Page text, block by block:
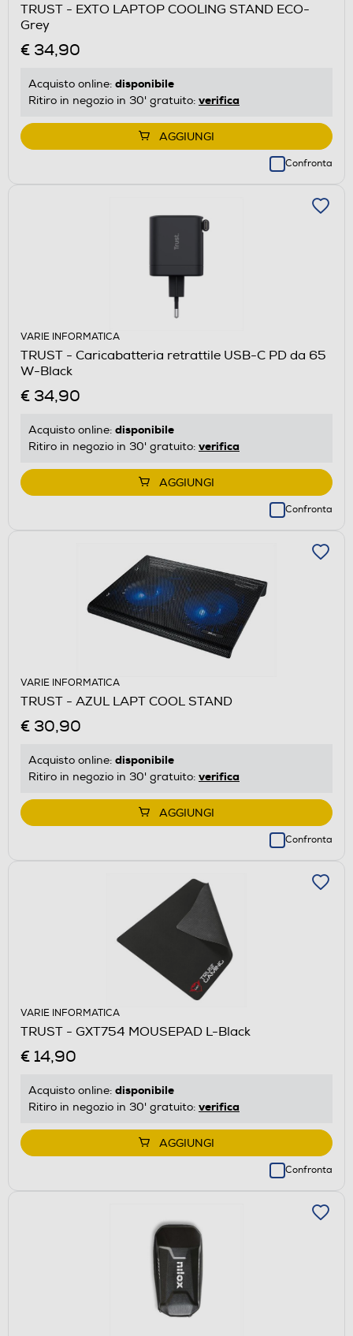
TRUST - EXTO LAPTOP COOLING STAND ECO-
Grey
€ 34,90
Acquisto online: disponibile
Ritiro in negozio in 30' gratuito: verifica
AGGIUNGI
Confronta
VARIE INFORMATICA
TRUST - Caricabatteria retrattile USB-C PD da 65
W-Black
€ 34,90
Acquisto online: disponibile
Ritiro in negozio in 30' gratuito: verifica
AGGIUNGI
Confronta
VARIE INFORMATICA
TRUST - AZUL LAPT COOL STAND
€ 30,90
Acquisto online: disponibile
Ritiro in negozio in 30' gratuito: verifica
AGGIUNGI
Confronta
VARIE INFORMATICA
TRUST - GXT754 MOUSEPAD L-Black
€ 14,90
Acquisto online: disponibile
Ritiro in negozio in 30' gratuito: verifica
AGGIUNGI
Confronta